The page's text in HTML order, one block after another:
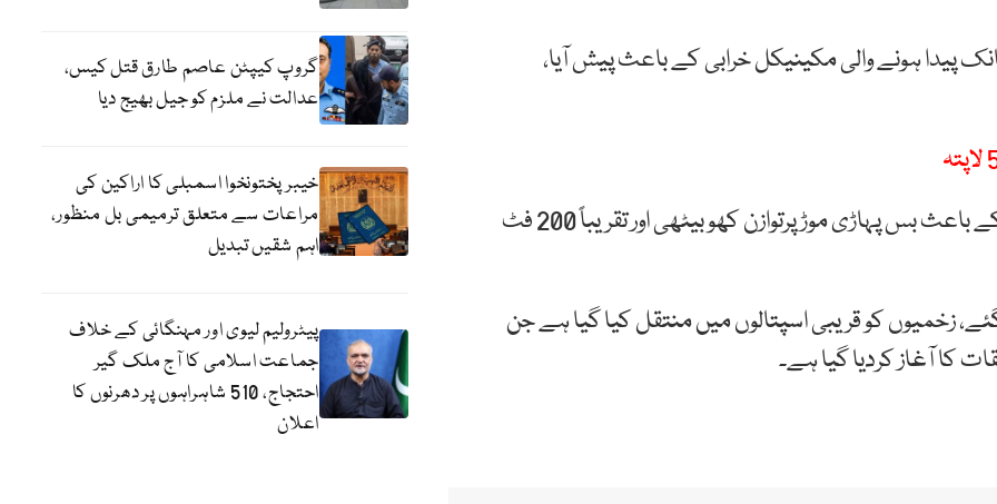
پیدا ہونے والی مکینیکل خرابی کے باعث پیش آیا،
اچانک بریک فیل ہونے اورڈرائیور کے قابو سے باہر ہونے کے باعث بس پہاڑی موڑ پرتوازن کھو بیٹھی اور تقریباً 200 فٹ
گئے، زخمیوں کو قریبی اسپتالوں میں منتقل کیا گیا ہے جن
کا آغاز کردیا گیا ہے۔
گروپ کیپٹن عاصم طارق قتل کیس،
عدالت نے ملزم کو جیل بھیج دیا
خیبرپختونخوا اسمبلی کا اراکین کی
مراعات سے متعلق ترمیمی بل منظور،
اہم شقیں تبدیل
پیٹرولیم لیوی اور مہنگائی کے خلاف
جماعت اسلامی کا آج ملک گیر
احتجاج، 510 شاہراہوں پر دھرنوں کا
اعلان